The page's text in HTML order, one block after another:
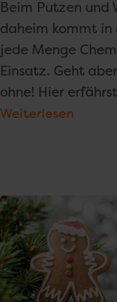
Beim Putzen und
daheim kommt in
jede Menge
Einsatz. Geht
ohne! Hier
Weiterlesen